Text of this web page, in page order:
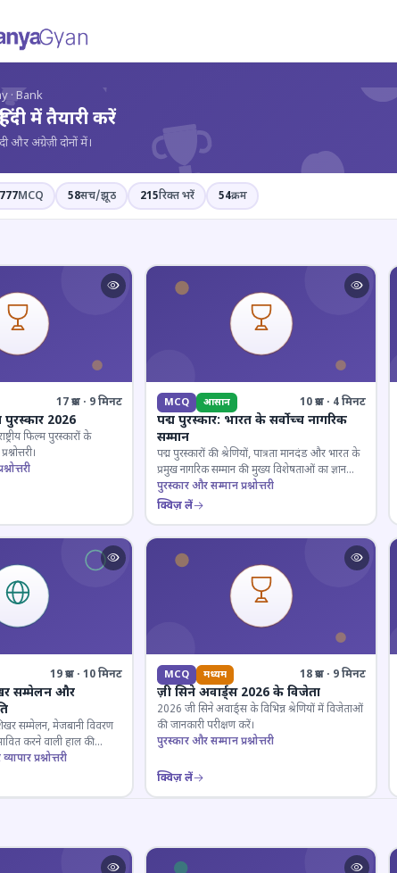
?
· Bank
में तैयारी करें
और अंग्रेज़ी दोनों में।
777MCQ 58सच/झूठ 215रिक्त भरें 54क्रम
17 प्रश्न · 9 मिनट
पुरस्कार 2026
फिल्म पुरस्कारों के
MCQ आसान 10 प्रश्न · 4 मिनट
पद्म पुरस्कार: भारत के सर्वोच्च नागरिक
सम्मान
पद्म पुरस्कारों की श्रेणियों, पात्रता मानदंड और भारत के
प्रमुख नागरिक सम्मान की मुख्य विशेषताओं का ज्ञान
परखें।
पुरस्कार और सम्मान प्रश्नोत्तरी
क्विज़ लें
19 प्रश्न · 10 मिनट
सम्मेलन और
सम्मेलन, मेजबानी विवरण
करने वाली हाल की
परीक्षण करें।
प्रश्नोत्तरी
MCQ मध्यम 18 प्रश्न · 9 मिनट
ज़ी सिने अवार्ड्स 2026 के विजेता
2026 जी सिने अवार्ड्स के विभिन्न श्रेणियों में विजेताओं
की जानकारी परीक्षण करें।
पुरस्कार और सम्मान प्रश्नोत्तरी
क्विज़ लें